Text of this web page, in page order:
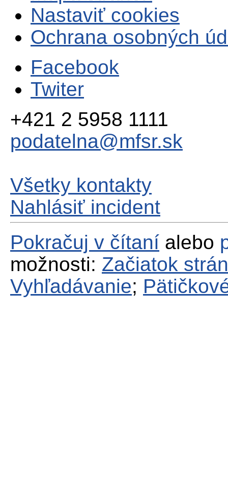
Nastaviť cookies
Ochrana osobných
Facebook
Twiter
+421 2 5958 1111
podatelna@mfsr.sk
Všetky kontakty
Nahlásiť incident
Pokračuj v čítaní alebo
možnosti: Začiatok
Vyhľadávanie;